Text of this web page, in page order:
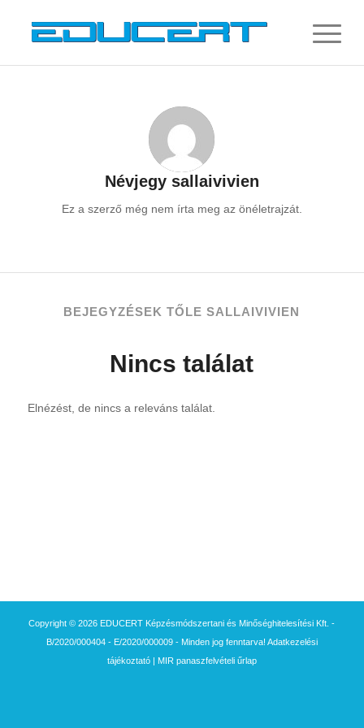
Névjegy sallaivivien
Ez a szerző még nem írta meg az önéletrajzát.
BEJEGYZÉSEK TŐLE SALLAIVIVIEN
Nincs találat
Elnézést, de nincs a releváns találat.
Copyright © 2026 EDUCERT Képzésmódszertani és Minőséghitelesítési Kft. -
B/2020/000404 - E/2020/000009 - Minden jog fenntarva! Adatkezelési
tájékoztató| MIR panaszfelvételi űrlap